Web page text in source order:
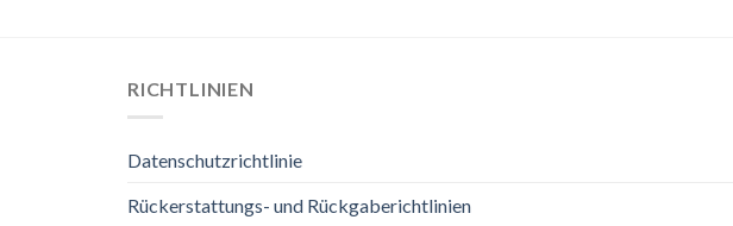
RICHTLINIEN
Datenschutzrichtlinie
Rückerstattungs- und Rückgaberichtlinien